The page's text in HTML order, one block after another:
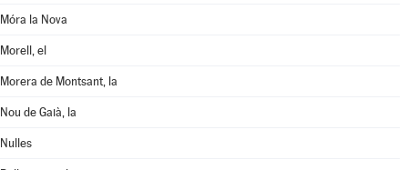
Móra la Nova
Morell, el
Morera de Montsant, la
Nou de Gaià, la
Nulles